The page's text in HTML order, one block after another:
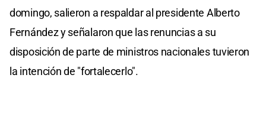
domingo, salieron a respaldar al presidente Alberto
Fernández y señalaron que las renuncias a su
disposición de parte de ministros nacionales tuvieron
la intención de "fortalecerlo".